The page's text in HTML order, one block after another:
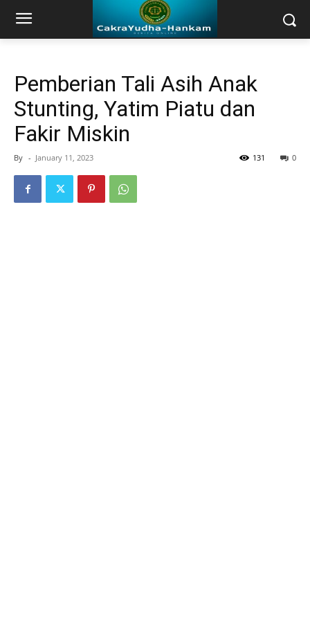
Pemberian Tali Asih Anak
Stunting, Yatim Piatu dan
Fakir Miskin
By - January 11, 2023 0
131